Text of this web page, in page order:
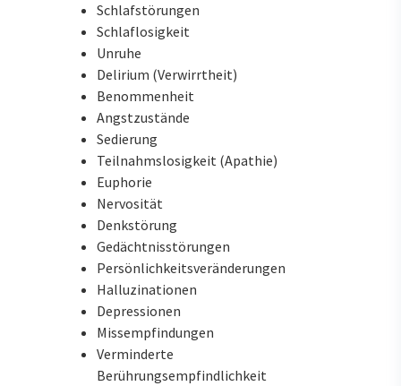
Schlafstörungen
Schlaflosigkeit
Unruhe
Delirium (Verwirrtheit)
Benommenheit
Angstzustände
Sedierung
Teilnahmslosigkeit (Apathie)
Euphorie
Nervosität
Denkstörung
Gedächtnisstörungen
Persönlichkeitsveränderungen
Halluzinationen
Depressionen
Missempfindungen
Verminderte
Berührungsempfindlichkeit